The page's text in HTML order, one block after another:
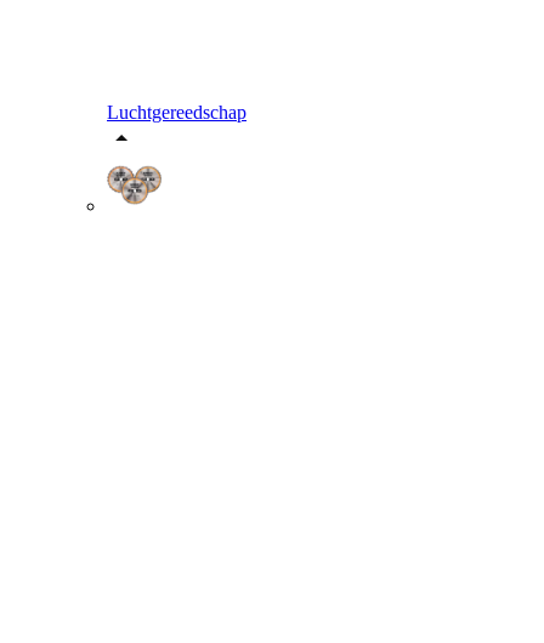
Luchtgereedschap